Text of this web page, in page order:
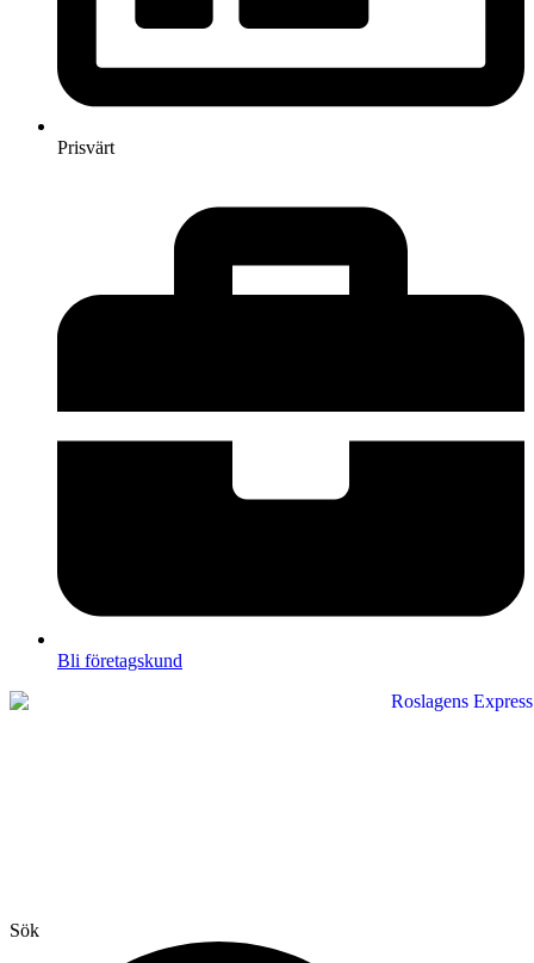
Prisvärt
Bli företagskund
Sök